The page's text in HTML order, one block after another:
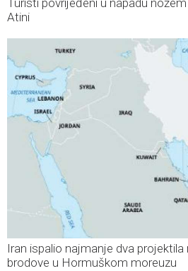
Turisti povrijeđeni u napadu
Atini
Iran ispalio najmanje dva
brodove u Hormuškom moreuzu